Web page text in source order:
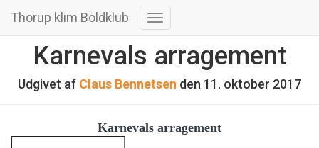
Thorup klim Boldklub
Skift
Karnevals arragement
Udgivet af Claus Bennetsen den 11. oktober 2017
Karnevals arragement